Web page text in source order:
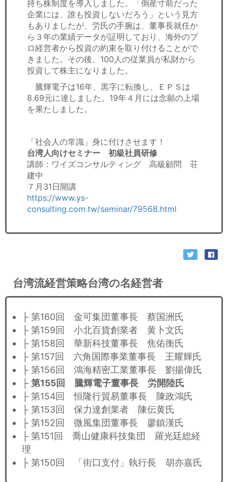
持ち株制度を導入しました。「倒産寸前だった
企業には、誰も投資しないだろう」という見方
もありましたが、労氏の手腕は、董事長就任か
ら３年の業績データが証明しており、海外のプ
ロ経営者から投資の約束を取り付けることがで
きました。その後、100人の従業員が私財から
投資して株主になりました。
騰輝電子は16年、黒字に転換し、ＥＰＳは
8.69元に達しました。19年４月には念願の上場
を果たしました。
「社会人の常識」身に付けさせます！
台湾人向けセミナー 初級社員研修
講師：ワイズコンサルティング 高級顧問 荘
建中
７月31日開講
https://www.ys-
consulting.com.tw/seminar/79568.html
台湾流経営策略台湾の名経営者
├ 第160回 金可集団董事長 蔡国洲氏
├ 第159回 小北百貨創業者 黄卜文氏
├ 第158回 華新科技董事長 焦佑衡氏
├ 第157回 六角国際事業董事長 王耀輝氏
├ 第156回 鴻海精密工業董事長 劉揚偉氏
├ 第155回 騰輝電子董事長 労開陸氏
├ 第154回 恒隆行貿易董事長 陳政鴻氏
├ 第153回 保力達創業者 陳伝黄氏
├ 第152回 微風集団董事長 廖鎮漢氏
├ 第151回 喬山健康科技集団 羅光廷総経
理
├ 第150回 「街口支付」執行長 胡亦嘉氏